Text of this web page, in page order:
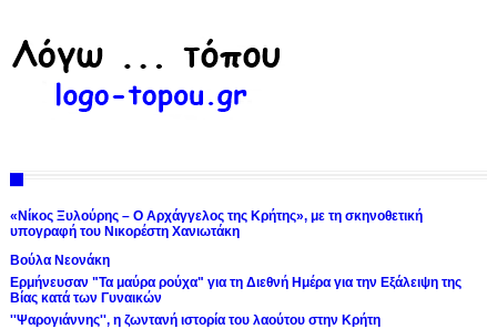
«Νίκος Ξυλούρης – Ο Αρχάγγελος της Κρήτης», με τη σκηνοθετική
υπογραφή του Νικορέστη Χανιωτάκη
Βούλα Νεονάκη
Ερμήνευσαν "Τα μαύρα ρούχα" για τη Διεθνή Ημέρα για την Εξάλειψη της
Βίας κατά των Γυναικών
''Ψαρογιάννης'', η ζωντανή ιστορία του λαούτου στην Κρήτη